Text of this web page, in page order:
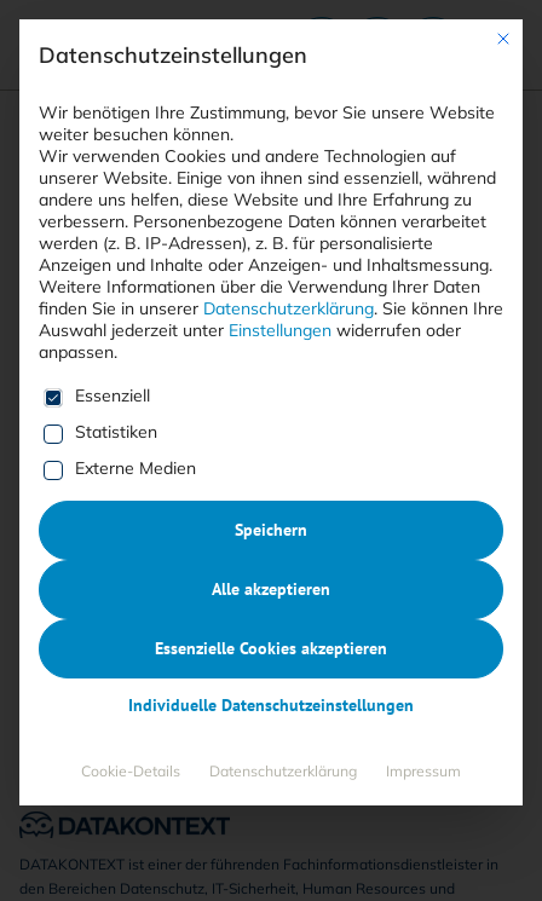
Suchfeld
Suchen
Breadcrumb-Navigation
STARTSEITE AUTOREN DR. CHRISTIAN BERGHOFF
Alle Beiträge von Dr. Christian
Berghoff
Keine Beiträge gefunden
DATAKONTEXT ist einer der führenden Fachinformationsdienstleister in
den Bereichen Datenschutz, IT-Sicherheit, Human Resources und
Mit
Datenschutzeinstellungen
Wir benötigen Ihre Zustimmung, bevor Sie unsere Website
weiter besuchen können.
Wir verwenden Cookies und andere Technologien auf
unserer Website. Einige von ihnen sind essenziell, während
andere uns helfen, diese Website und Ihre Erfahrung zu
verbessern. Personenbezogene Daten können verarbeitet
werden (z. B. IP-Adressen), z. B. für personalisierte
Anzeigen und Inhalte oder Anzeigen- und Inhaltsmessung.
Weitere Informationen über die Verwendung Ihrer Daten
finden Sie in unserer Datenschutzerklärung. Sie können Ihre
Auswahl jederzeit unter Einstellungen widerrufen oder
anpassen.
Es folgt eine Liste der Service-Gruppen, für die eine
Essenziell
Statistiken
Externe Medien
Speichern
Alle akzeptieren
Essenzielle Cookies akzeptieren
Individuelle Datenschutzeinstellungen
Cookie-Details Datenschutzerklärung Impressum